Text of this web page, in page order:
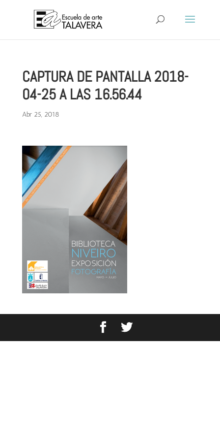
CAPTURA DE PANTALLA 2018-
04-25 A LAS 16.56.44
Abr 25, 2018